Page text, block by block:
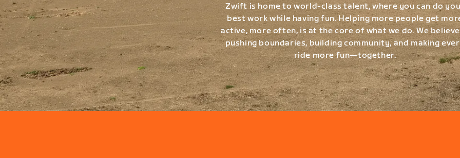
Zwift is home to world-class talent, where you can do
best work while having fun. Helping more people get
active, more often, is at the core of what we do. We
pushing boundaries, building community, and making
ride more fun—together.